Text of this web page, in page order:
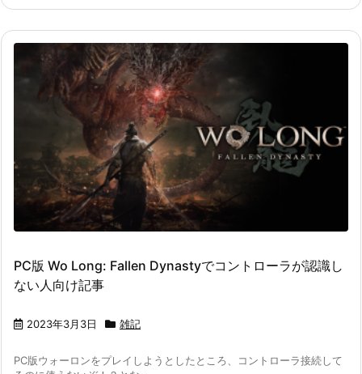
PC版 Wo Long: Fallen Dynastyでコントローラが認識し
ない人向け記事
2023年3月3日 雑記
PC版ウォーロンをプレイしようとしたところ、コントローラ接続して